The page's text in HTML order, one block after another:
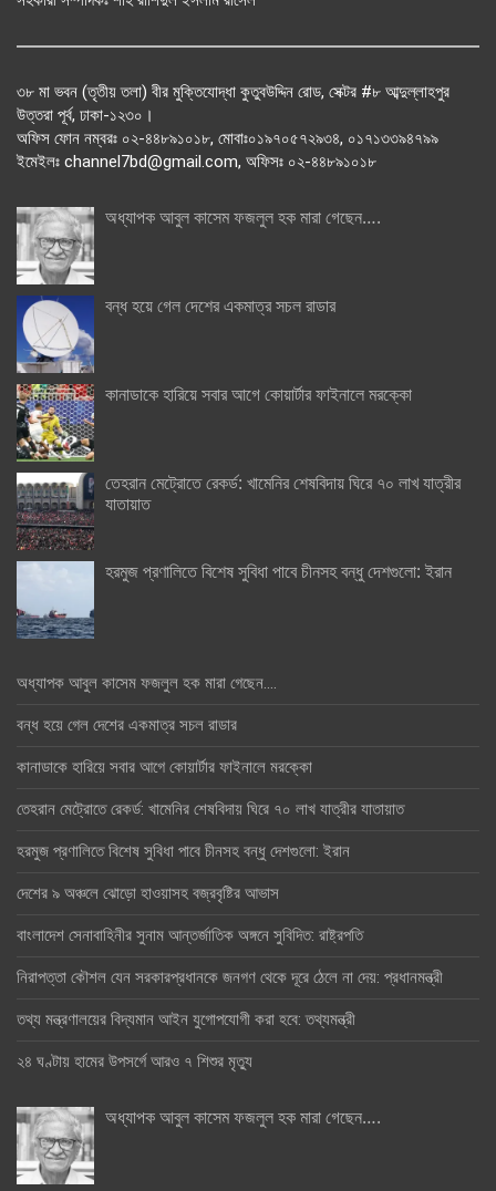
৩৮ মা ভবন (তৃতীয় তলা) বীর মুক্তিযোদ্ধা কুতুবউদ্দিন রোড, সেক্টর #৮ আব্দুল্লাহপুর
উত্তরা পূর্ব, ঢাকা-১২৩০।
অফিস ফোন নম্বরঃ ০২-৪৪৮৯১০১৮, মোবাঃ০১৯৭০৫৭২৯৩৪, ০১৭১৩৩৯৪৭৯৯
ইমেইলঃ channel7bd@gmail.com, অফিসঃ ০২-৪৪৮৯১০১৮
অধ্যাপক আবুল কাসেম ফজলুল হক মারা গেছেন….
বন্ধ হয়ে গেল দেশের একমাত্র সচল রাডার
কানাডাকে হারিয়ে সবার আগে কোয়ার্টার ফাইনালে মরক্কো
তেহরান মেট্রোতে রেকর্ড: খামেনির শেষবিদায় ঘিরে ৭০ লাখ যাত্রীর
যাতায়াত
হরমুজ প্রণালিতে বিশেষ সুবিধা পাবে চীনসহ বন্ধু দেশগুলো: ইরান
অধ্যাপক আবুল কাসেম ফজলুল হক মারা গেছেন….
বন্ধ হয়ে গেল দেশের একমাত্র সচল রাডার
কানাডাকে হারিয়ে সবার আগে কোয়ার্টার ফাইনালে মরক্কো
তেহরান মেট্রোতে রেকর্ড: খামেনির শেষবিদায় ঘিরে ৭০ লাখ যাত্রীর যাতায়াত
হরমুজ প্রণালিতে বিশেষ সুবিধা পাবে চীনসহ বন্ধু দেশগুলো: ইরান
দেশের ৯ অঞ্চলে ঝোড়ো হাওয়াসহ বজ্রবৃষ্টির আভাস
বাংলাদেশ সেনাবাহিনীর সুনাম আন্তর্জাতিক অঙ্গনে সুবিদিত: রাষ্ট্রপতি
নিরাপত্তা কৌশল যেন সরকারপ্রধানকে জনগণ থেকে দূরে ঠেলে না দেয়: প্রধানমন্ত্রী
তথ্য মন্ত্রণালয়ের বিদ্যমান আইন যুগোপযোগী করা হবে: তথ্যমন্ত্রী
২৪ ঘণ্টায় হামের উপসর্গে আরও ৭ শিশুর মৃত্যু
অধ্যাপক আবুল কাসেম ফজলুল হক মারা গেছেন….